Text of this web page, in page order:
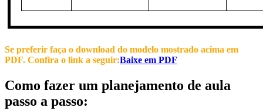
Se preferir faça o download do modelo mostrado acima em
PDF. Confira o link a seguir:Baixe em PDF
Como fazer um planejamento de aula
passo a passo: